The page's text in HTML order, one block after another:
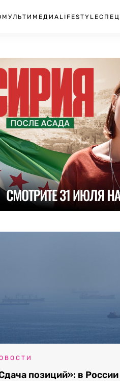
МУЛЬТИМЕДИА LIFESTYLE
позиций»: в России